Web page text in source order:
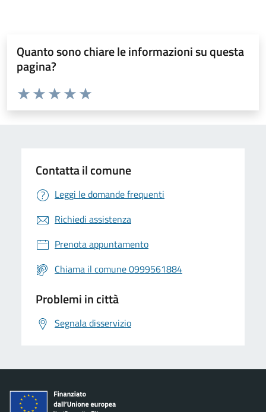
Quanto sono chiare le informazioni su questa
pagina?
Valuta da 1 a 5 stelle la pagina
Valuta 5 stelle su 5
Valuta 4 stelle su 5
Valuta 3 stelle su 5
Valuta 2 stelle su 5
Valuta 1 stelle su 5
Contatta il comune
Leggi le domande frequenti
Richiedi assistenza
Prenota appuntamento
Chiama il comune 0999561884
Problemi in città
Segnala disservizio